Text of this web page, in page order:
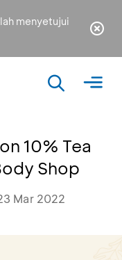
menyetujui
10% Tea
Shop
Mar 2022